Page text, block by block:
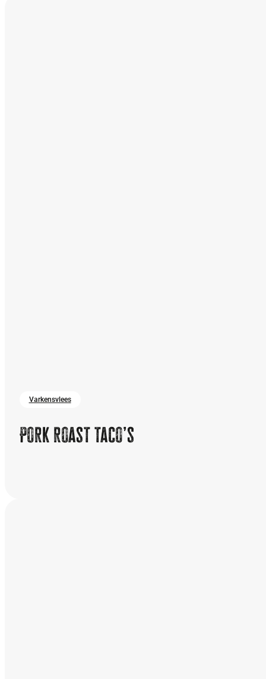
Varkensvlees
Pork roast taco’s